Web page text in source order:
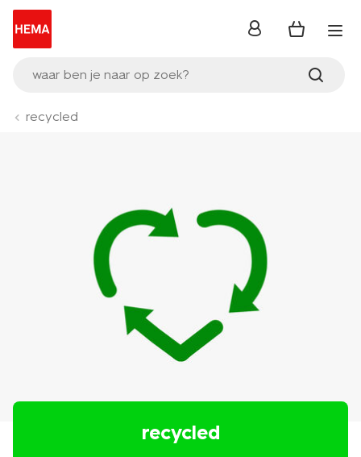
waar ben je naar op zoek?
inloggen
recycled
recycled